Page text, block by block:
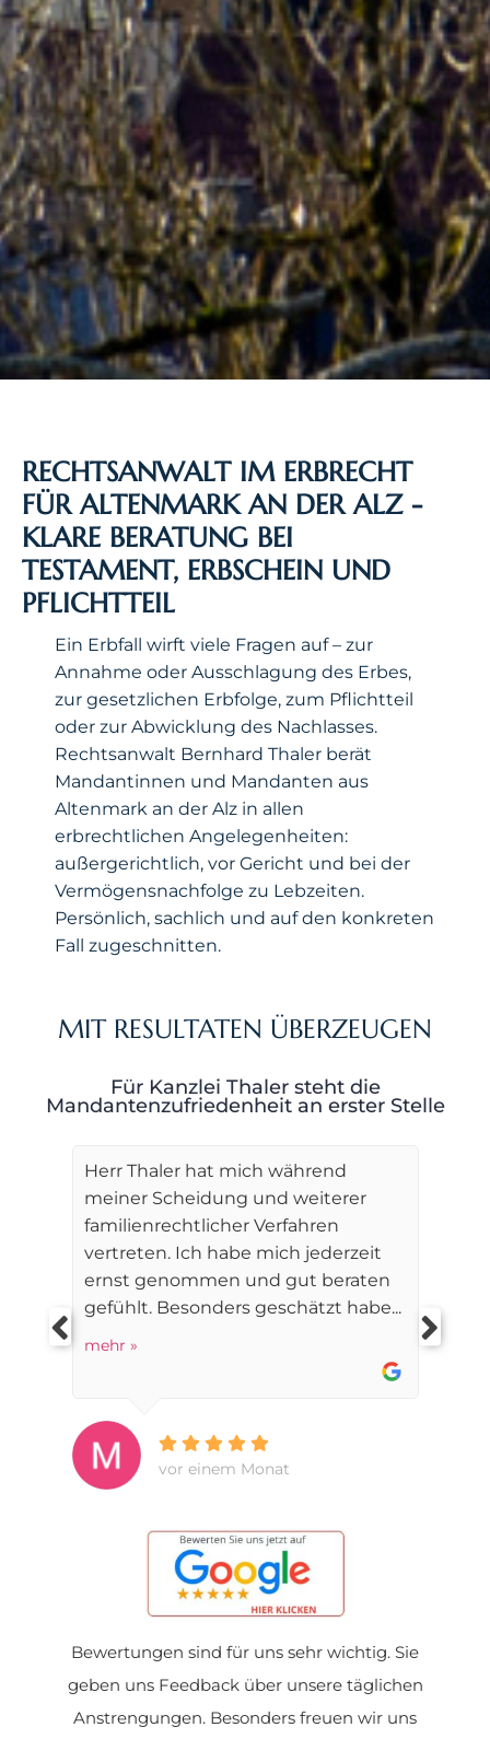
RECHTSANWALT IM ERBRECHT
FÜR ALTENMARK AN DER ALZ -
KLARE BERATUNG BEI
TESTAMENT, ERBSCHEIN UND
PFLICHTTEIL
Ein Erbfall wirft viele Fragen auf – zur
Annahme oder Ausschlagung des Erbes,
zur gesetzlichen Erbfolge, zum Pflichtteil
oder zur Abwicklung des Nachlasses.
Rechtsanwalt Bernhard Thaler berät
Mandantinnen und Mandanten aus
Altenmark an der Alz in allen
erbrechtlichen Angelegenheiten:
außergerichtlich, vor Gericht und bei der
Vermögensnachfolge zu Lebzeiten.
Persönlich, sachlich und auf den konkreten
Fall zugeschnitten.
MIT RESULTATEN ÜBERZEUGEN
Für Kanzlei Thaler steht die
Mandantenzufriedenheit an erster Stelle
Herr Thaler hat mich während
meiner Scheidung und weiterer
familienrechtlicher Verfahren
vertreten. Ich habe mich jederzeit
ernst genommen und gut beraten
gefühlt. Besonders geschätzt habe...
mehr »
vor einem Monat
Bewertungen sind für uns sehr wichtig. Sie
geben uns Feedback über unsere täglichen
Anstrengungen. Besonders freuen wir uns